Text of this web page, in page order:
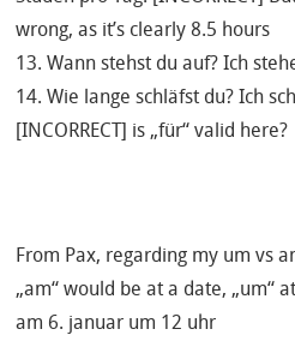
wrong, as it’s clearly 8.5 hours
13. Wann stehst du auf? Ich
14. Wie lange schläfst du? Ich
[INCORRECT] is „für“ valid here?
From Pax, regarding my um vs
„am“ would be at a date, „um“
am 6. januar um 12 uhr